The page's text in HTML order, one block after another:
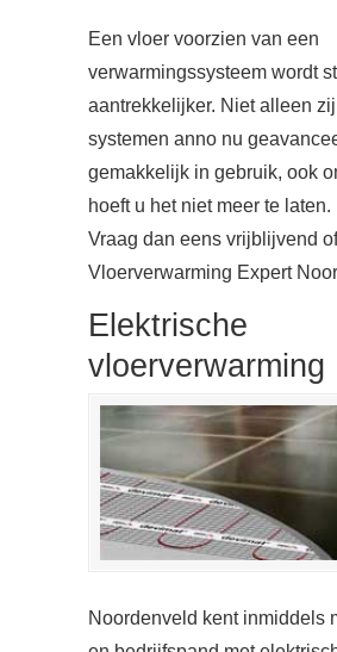
Een vloer voorzien van een
verwarmingssysteem wordt
aantrekkelijker. Niet alleen
systemen anno nu
gemakkelijk in gebruik, ook
hoeft u het niet meer te
Vraag dan eens vrijblijvend
Vloerverwarming Expert
Elektrische
vloerverwarming
Noordenveld kent inmiddels